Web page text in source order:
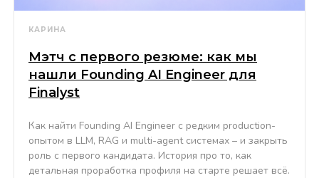
КАРИНА
Мэтч с первого резюме: как мы
нашли Founding AI Engineer для
Finalyst
Как найти Founding AI Engineer с редким production-
опытом в LLM, RAG и multi-agent системах – и закрыть
роль с первого кандидата. История про то, как
детальная проработка профиля на старте решает всё.